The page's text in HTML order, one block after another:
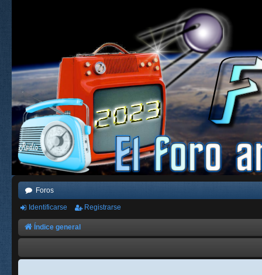
Foros
Identificarse Registrarse
Índice general